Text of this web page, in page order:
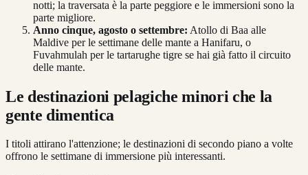
notti; la traversata è la parte peggiore e le immersioni sono la
parte migliore.
Anno cinque, agosto o settembre: Atollo di Baa alle
Maldive per le settimane delle mante a Hanifaru, o
Fuvahmulah per le tartarughe tigre se hai già fatto il circuito
delle mante.
Le destinazioni pelagiche minori che la
gente dimentica
I titoli attirano l'attenzione; le destinazioni di secondo piano a volte
offrono le settimane di immersione più interessanti.